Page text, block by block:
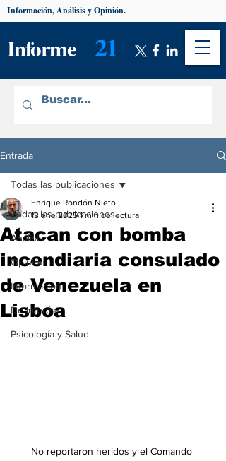
Informe 21
Información, Análisis y Opinión.
Entrada
Todas las publicaciones
Análisis
Opinión
Información
De interés
Psicología y Salud
Todas las publicaciones
Atacan con bomba
incendiaria consulado
de Venezuela en
Lisboa
Enrique Rondón Nieto
13 ene 2025 1 min de lectura
No reportaron heridos y el Comando